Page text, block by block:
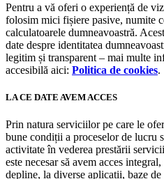
Pentru a vă oferi o experiență de
folosim mici fișiere pasive, numite
calculatoarele dumneavoastră.
date despre identitatea
legitim și transparent – mai multe
accesibilă aici: Politica de cookies.
LA CE DATE AVEM ACCES
Prin natura serviciilor pe care le
bune condiții a proceselor de lucru
activitate în vederea prestării
este necesar să avem acces
depline, la diverse aplicații, baze